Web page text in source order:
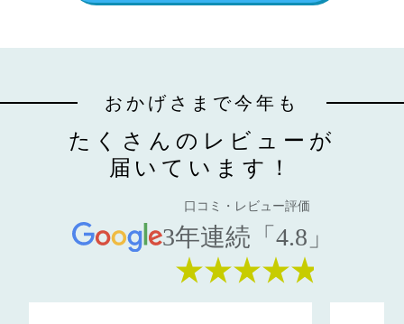
ブルガリ・ブルガリ ネックレス カーネリア
¥220,000
ブルガリ
スクビー・ゼロワン イヤリング8Kピンクゴー
ルド
¥230,000
セルペンティ ヴァイパー イヤリングホワイト
ゴールド
おかげさまで今年も
たくさんのレビューが
届いています！
口コミ・レビュー評価
3年連続「4.8」
★★★★★